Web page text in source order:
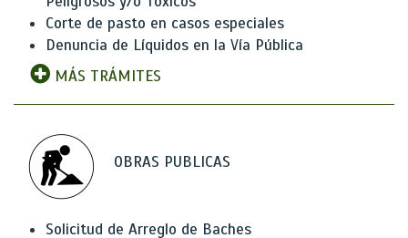
Corte de pasto en casos especiales
Denuncia de Líquidos en la Vía Pública
MÁS TRÁMITES
OBRAS PUBLICAS
Solicitud de Arreglo de Baches